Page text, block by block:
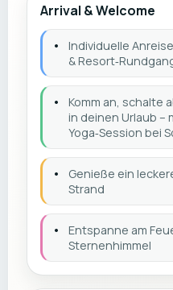
Arrival & Welcome
•
Individuelle
&
•
Komm an, schalte
in deinen Urlaub –
Yoga‑Session bei
•
Genieße ein
Strand
•
Entspanne am
Sternenhimmel